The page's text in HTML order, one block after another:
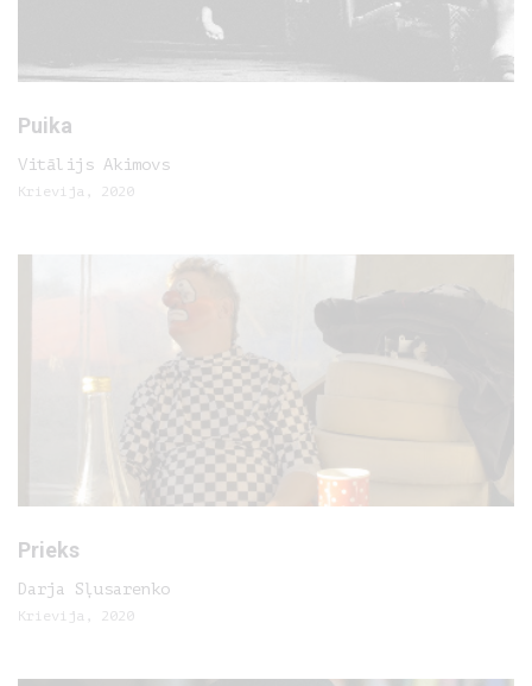
Puika
Vitālijs Akimovs
Krievija, 2020
Prieks
Darja Sļusarenko
Krievija, 2020